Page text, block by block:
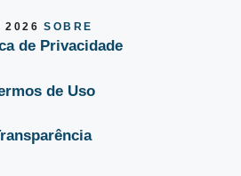
2026SOBRE
de Privacidade
de Uso